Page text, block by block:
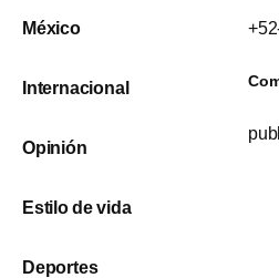
México
Internacional
Opinión
Estilo de vida
Deportes